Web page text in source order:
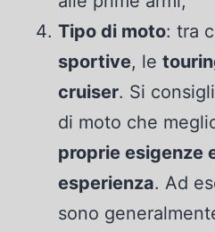
Tipo di moto: tra
sportive, le
cruiser. Si
di moto che
proprie esigenze
esperienza. Ad
sono